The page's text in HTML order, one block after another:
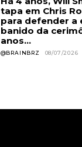
tapa em Chris
para defender a
banido da
anos...
@BRAINBRZ 08/07/2026